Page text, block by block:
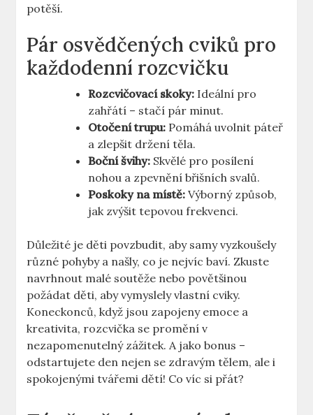
potěší.
Pár osvědčených cviků pro
každodenní rozcvičku
Rozcvičovací skoky: Ideální pro
zahřátí – stačí pár minut.
Otočení trupu: Pomáhá uvolnit páteř
a zlepšit držení těla.
Boční švihy: Skvělé pro posílení
nohou a zpevnění břišních svalů.
Poskoky na místě: Výborný způsob,
jak zvýšit tepovou frekvenci.
Důležité je děti povzbudit, aby samy vyzkoušely
různé pohyby a našly, co je nejvíc baví. Zkuste
navrhnout malé soutěže nebo povětšinou
požádat děti, aby vymyslely vlastní cviky.
Koneckonců, když jsou zapojeny emoce a
kreativita, rozcvička se promění v
nezapomenutelný zážitek. A jako bonus –
odstartujete den nejen se zdravým tělem, ale i
spokojenými tvářemi dětí! Co víc si přát?